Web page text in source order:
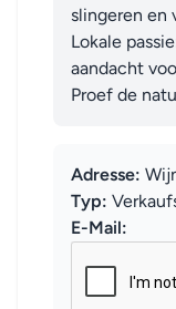
slingeren en
​Lokale
aandacht
​Proef de
Adresse:
Typ:
E-Mail: